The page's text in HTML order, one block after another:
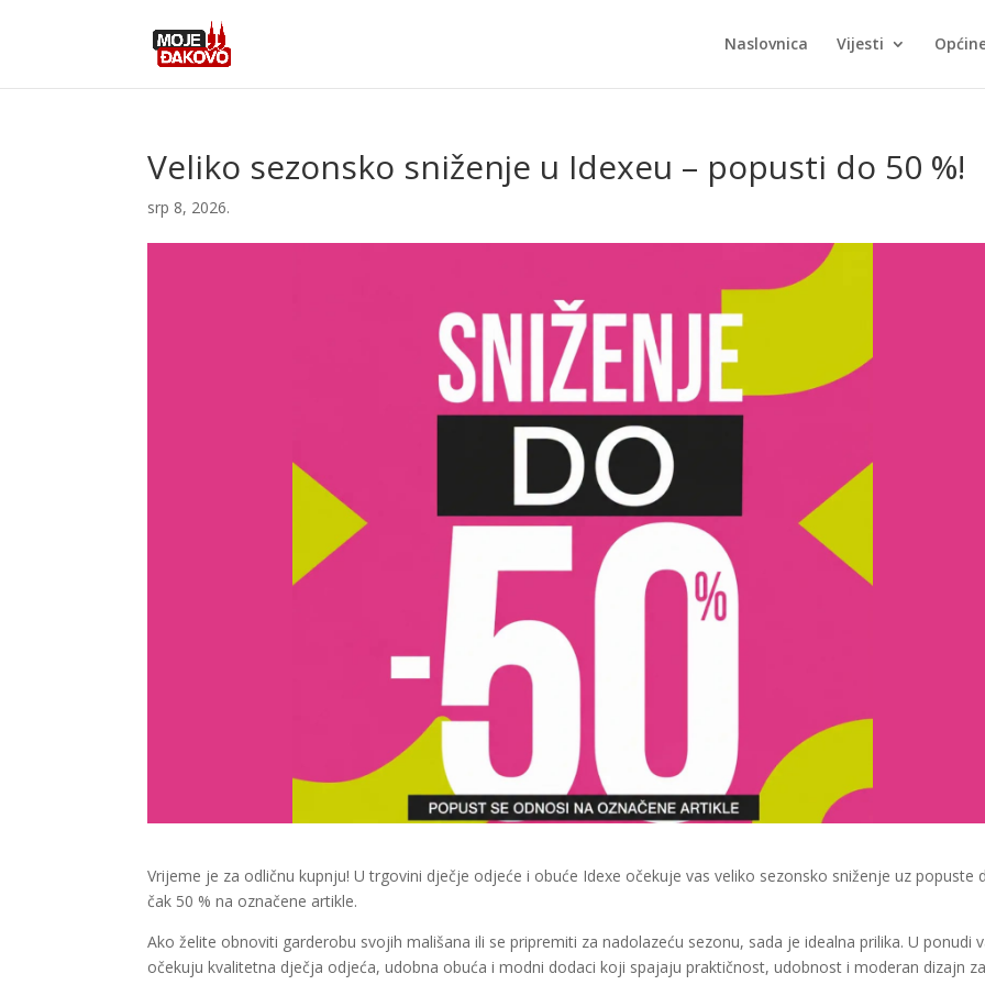
Naslovnica Vijesti
Veliko sezonsko sniženje u Idexeu – popusti do 50 %!
srp 8, 2026.
Vrijeme je za odličnu kupnju! U trgovini dječje odjeće i obuće Idexe očekuje vas veliko sezonsko sniženje uz popuste
čak 50 % na označene artikle.
Ako želite obnoviti garderobu svojih mališana ili se pripremiti za nadolazeću sezonu, sada je idealna prilika. U ponudi
očekuju kvalitetna dječja odjeća, udobna obuća i modni dodaci koji spajaju praktičnost, udobnost i moderan dizajn za